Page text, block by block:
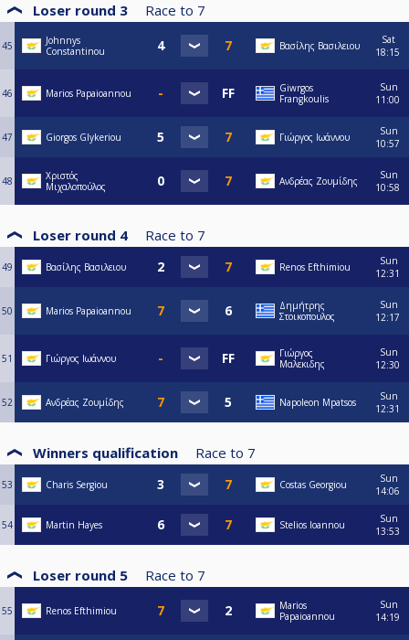
Loser round 3 Race to 7
45
Johnnys
Constantinou
Βασίλης Βασιλειου
Sat
18:15
46 Marios Papaioannou
Giwrgos
Frangkoulis
Sun
11:00
47 Giorgos Glykeriou Γιώργος Ιωάννου
Sun
10:57
48
Χριστός
Μιχαλοπούλος
Ανδρέας Ζουμίδης
Sun
10:58
Loser round 4 Race to 7
49 Βασίλης Βασιλειου Renos Efthimiou
Sun
12:31
50 Marios Papaioannou
Δημήτρης
Στοικοπουλος
Sun
12:17
51 Γιώργος Ιωάννου
Γιώργος
Μαλεκιδης
Sun
12:30
52 Ανδρέας Ζουμίδης Napoleon Mpatsos
Sun
12:31
Winners qualification Race to 7
53 Charis Sergiou Costas Georgiou
Sun
14:06
54 Martin Hayes Stelios Ioannou
Sun
13:53
Loser round 5 Race to 7
55 Renos Efthimiou
Marios
Papaioannou
Sun
14:19